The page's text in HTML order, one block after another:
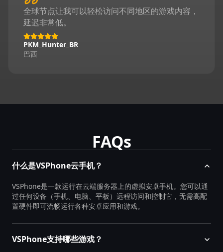
全球节点让我可以轻松访问不同地区的游戏内容，
延迟非常低。
PKM_Hunter_BR
巴西
FAQs
什么是VSPhone云手机？
VSPhone是一款运行在云端服务器上的虚拟安卓手机。您可以通
过任何设备（手机、电脑、平板）远程访问和控制它，无需高配
置硬件即可流畅运行各种安卓应用和游戏。
VSPhone支持哪些游戏？